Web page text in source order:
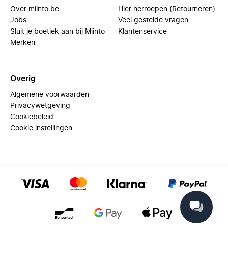
Over miinto.be
Jobs
Sluit je boetiek aan bij Miinto
Merken
Hier herroepen (Retourneren)
Veel gestelde vragen
Klantenservice
Overig
Algemene voorwaarden
Privacywetgeving
Cookiebeleid
Cookie instellingen